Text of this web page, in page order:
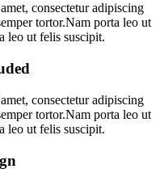
consectetur adipiscing
tortor.Nam porta leo ut
leo ut felis suscipit.
consectetur adipiscing
tortor.Nam porta leo ut
leo ut felis suscipit.